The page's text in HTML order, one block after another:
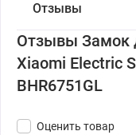
Отзывы
Отзывы Замок
Xiaomi Electric
BHR6751GL
Оценить товар